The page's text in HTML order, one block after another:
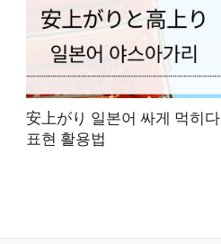
安上がり 일본어 싸게 먹히다
표현 활용법